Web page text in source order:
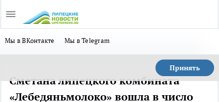
Мы в ВКонтакте Мы в Telegram
Принять
Сметана липецкого комбината
«Лебедяньмолоко» вошла в число